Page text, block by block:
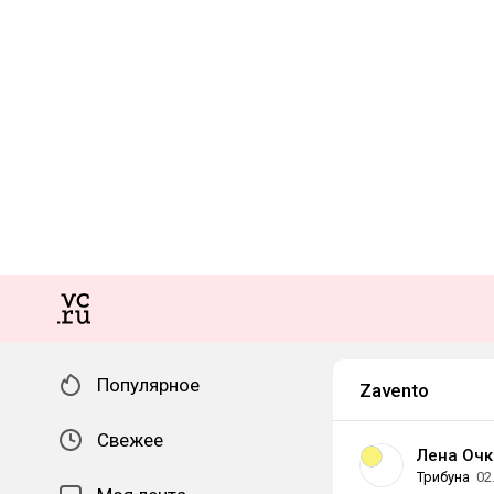
Популярное
Свежее
Zavento
Лена
Трибуна